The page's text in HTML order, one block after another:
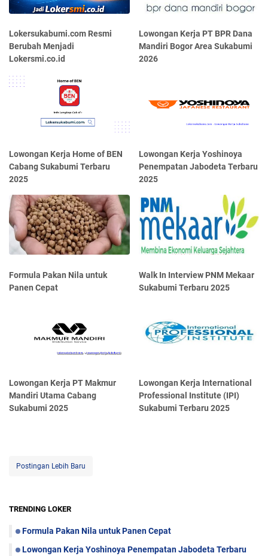
Lokersukabumi.com Resmi
Berubah Menjadi
Lokersmi.co.id
Lowongan Kerja PT BPR Dana
Mandiri Bogor Area Sukabumi
2026
Lowongan Kerja Home of BEN
Cabang Sukabumi Terbaru
2025
Lowongan Kerja Yoshinoya
Penempatan Jabodeta Terbaru
2025
Formula Pakan Nila untuk
Panen Cepat
Walk In Interview PNM Mekaar
Sukabumi Terbaru 2025
Lowongan Kerja PT Makmur
Mandiri Utama Cabang
Sukabumi 2025
Lowongan Kerja International
Professional Institute (IPI)
Sukabumi Terbaru 2025
Postingan Lebih Baru
TRENDING LOKER
Formula Pakan Nila untuk Panen Cepat
Lowongan Kerja Yoshinoya Penempatan Jabodeta Terbaru